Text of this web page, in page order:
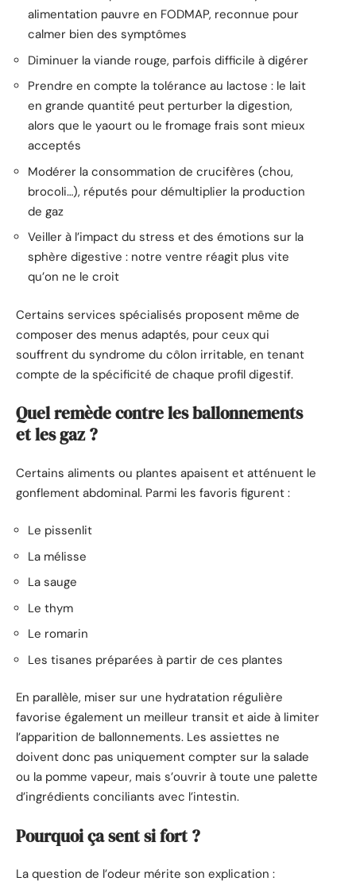
alimentation pauvre en FODMAP, reconnue pour
calmer bien des symptômes
Diminuer la viande rouge, parfois difficile à digérer
Prendre en compte la tolérance au lactose : le lait
en grande quantité peut perturber la digestion,
alors que le yaourt ou le fromage frais sont mieux
acceptés
Modérer la consommation de crucifères (chou,
brocoli…), réputés pour démultiplier la production
de gaz
Veiller à l’impact du stress et des émotions sur la
sphère digestive : notre ventre réagit plus vite
qu’on ne le croit
Certains services spécialisés proposent même de
composer des menus adaptés, pour ceux qui
souffrent du syndrome du côlon irritable, en tenant
compte de la spécificité de chaque profil digestif.
Quel remède contre les ballonnements
et les gaz ?
Certains aliments ou plantes apaisent et atténuent le
gonflement abdominal. Parmi les favoris figurent :
Le pissenlit
La mélisse
La sauge
Le thym
Le romarin
Les tisanes préparées à partir de ces plantes
En parallèle, miser sur une hydratation régulière
favorise également un meilleur transit et aide à limiter
l’apparition de ballonnements. Les assiettes ne
doivent donc pas uniquement compter sur la salade
ou la pomme vapeur, mais s’ouvrir à toute une palette
d’ingrédients conciliants avec l’intestin.
Pourquoi ça sent si fort ?
La question de l’odeur mérite son explication :